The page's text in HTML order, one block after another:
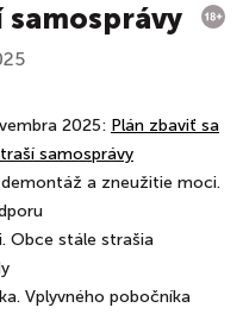
2025: Plán zbaviť sa
samosprávy
a zneužitie moci.
Obce stále strašia
Vplyvného pobočníka